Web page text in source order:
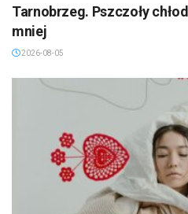
Tarnobrzeg. Pszczoły
mniej
2026-08-05